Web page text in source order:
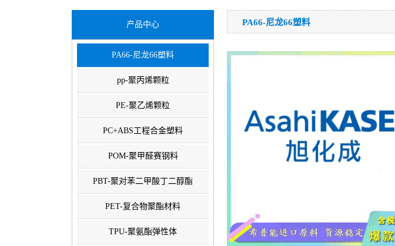
产品中心
PA66-尼龙66塑料
pp-聚丙烯颗粒
PE-聚乙烯颗粒
PC+ABS工程合金塑料
POM-聚甲醛赛钢料
PBT-聚对苯二甲酸丁二醇酯
PET-复合物聚酯材料
TPU-聚氨酯弹性体
PA66-尼龙66塑料